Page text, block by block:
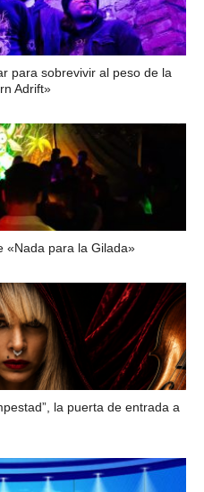
para sobrevivir al peso de la
Adrift»
«Nada para la Gilada»
la puerta de entrada a